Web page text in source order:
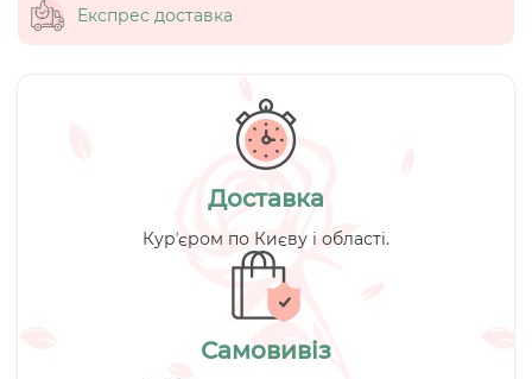
Експрес доставка
Доставка
Курʼєром по Києву і області.
Самовивіз